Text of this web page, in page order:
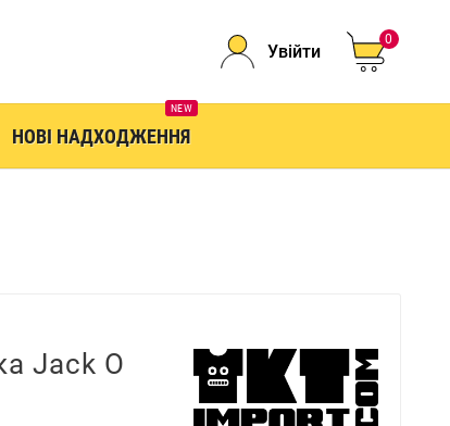
Увійти
0
НОВІ НАДХОДЖЕННЯ
NEW
Jack O